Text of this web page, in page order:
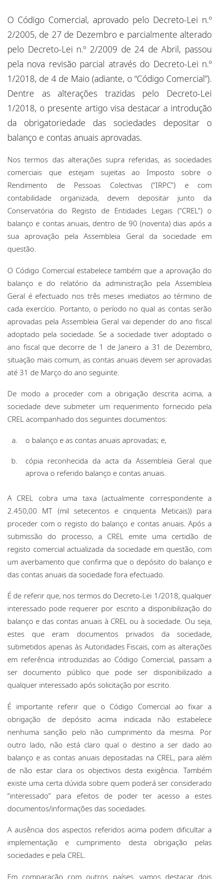
Responsible business
O Código Comercial, aprovado pelo Decreto-Lei n.º
2/2005, de 27 de Dezembro e parcialmente alterado
pelo Decreto-Lei n.º 2/2009 de 24 de Abril, passou
pela nova revisão parcial através do Decreto-Lei n.º
1/2018, de 4 de Maio (adiante, o “Código Comercial”).
Dentre as alterações trazidas pelo Decreto-Lei
1/2018, o presente artigo visa destacar a introdução
da obrigatoriedade das sociedades depositar o
balanço e contas anuais aprovadas.
Nos termos das alterações supra referidas, as sociedades
comerciais que estejam sujeitas ao Imposto sobre o
Rendimento de Pessoas Colectivas (“IRPC”) e com
contabilidade organizada, devem depositar junto da
Conservatória do Registo de Entidades Legais (“CREL”) o
balanço e contas anuais, dentro de 90 (noventa) dias após a
sua aprovação pela Assembleia Geral da sociedade em
questão.
O Código Comercial estabelece também que a aprovação do
balanço e do relatório da administração pela Assembleia
Geral é efectuado nos três meses imediatos ao término de
cada exercício. Portanto, o período no qual as contas serão
aprovadas pela Assembleia Geral vai depender do ano fiscal
adoptado pela sociedade. Se a sociedade tiver adoptado o
ano fiscal que decorre de 1 de Janeiro a 31 de Dezembro,
situação mais comum, as contas anuais devem ser aprovadas
até 31 de Março do ano seguinte.
De modo a proceder com a obrigação descrita acima, a
sociedade deve submeter um requerimento fornecido pela
CREL acompanhado dos seguintes documentos:
o balanço e as contas anuais aprovadas; e,
cópia reconhecida da acta da Assembleia Geral que
aprova o referido balanço e contas anuais.
A CREL cobra uma taxa (actualmente correspondente a
2.450,00 MT (mil setecentos e cinquenta Meticais)) para
proceder com o registo do balanço e contas anuais. Após a
submissão do processo, a CREL emite uma certidão de
registo comercial actualizada da sociedade em questão, com
um averbamento que confirma que o depósito do balanço e
das contas anuais da sociedade fora efectuado.
É de referir que, nos termos do Decreto-Lei 1/2018, qualquer
interessado pode requerer por escrito a disponibilização do
balanço e das contas anuais à CREL ou à sociedade. Ou seja,
estes que eram documentos privados da sociedade,
submetidos apenas às Autoridades Fiscais, com as alterações
em referência introduzidas ao Código Comercial, passam a
ser documento público que pode ser disponibilizado a
qualquer interessado após solicitação por escrito.
É importante referir que o Código Comercial ao fixar a
obrigação de depósito acima indicada não estabelece
nenhuma sanção pelo não cumprimento da mesma. Por
outro lado, não está claro qual o destino a ser dado ao
balanço e as contas anuais depositadas na CREL, para além
de não estar clara os objectivos desta exigência. Também
existe uma certa dúvida sobre quem poderá ser considerado
“interessado” para efeitos de poder ter acesso a estes
documentos/informações das sociedades.
A ausência dos aspectos referidos acima podem dificultar a
implementação e cumprimento desta obrigação pelas
sociedades e pela CREL.
Em comparação com outros países, vamos destacar dois